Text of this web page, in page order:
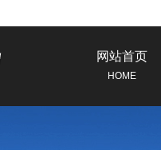
网站首页
HOME